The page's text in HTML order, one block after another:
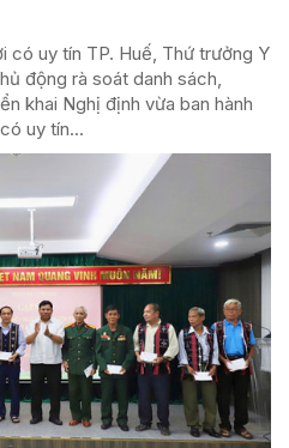
có uy tín TP. Huế, Thứ trưởng Y
động rà soát danh sách,
khai Nghị định vừa ban hành
uy tín...